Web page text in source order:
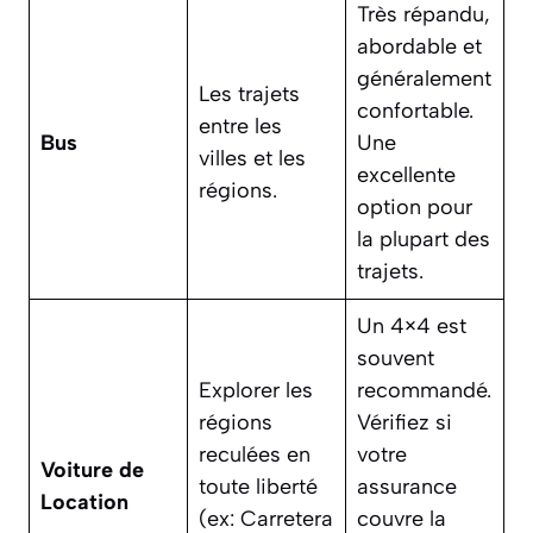
Bus
Les trajets
entre les
villes et les
régions.
Très répandu,
abordable et
généralement
confortable.
Une
excellente
option pour
la plupart des
trajets.
Voiture de
Location
Explorer les
régions
reculées en
toute liberté
(ex: Carretera
Un 4×4 est
souvent
recommandé.
Vérifiez si
votre
assurance
couvre la